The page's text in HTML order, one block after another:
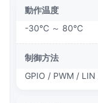
動作温度
-30℃ ～ 80℃
制御方法
GPIO / PWM /